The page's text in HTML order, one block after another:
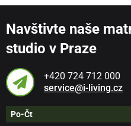
Navštivte naše
studio v Praze
+420 724 712 000
service@i-living.cz
Po-Čt